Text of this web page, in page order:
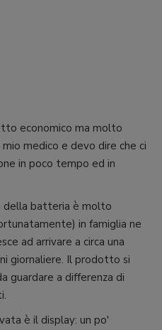
economico ma molto
medico e devo dire che ci
in poco tempo ed in
della batteria è molto
in famiglia ne
ad arrivare a circa una
giornaliere. Il prodotto si
guardare a differenza di
è il display: un po'